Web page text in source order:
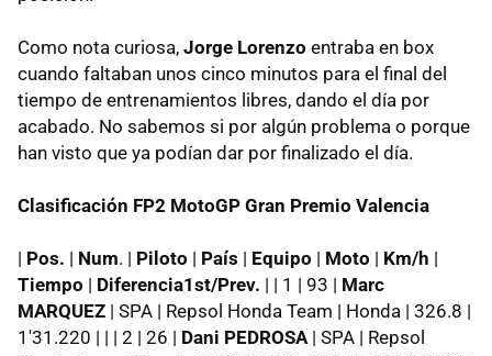
Como nota curiosa, Jorge Lorenzo entraba en box
cuando faltaban unos cinco minutos para el final del
tiempo de entrenamientos libres, dando el día por
acabado. No sabemos si por algún problema o porque
han visto que ya podían dar por finalizado el día.
Clasificación FP2 MotoGP Gran Premio Valencia
| Pos. | Num. | Piloto | País | Equipo | Moto | Km/h |
Tiempo | Diferencia1st/Prev. | | 1 | 93 | Marc
MARQUEZ | SPA | Repsol Honda Team | Honda | 326.8 |
1'31.220 | | | 2 | 26 | Dani PEDROSA| SPA | Repsol